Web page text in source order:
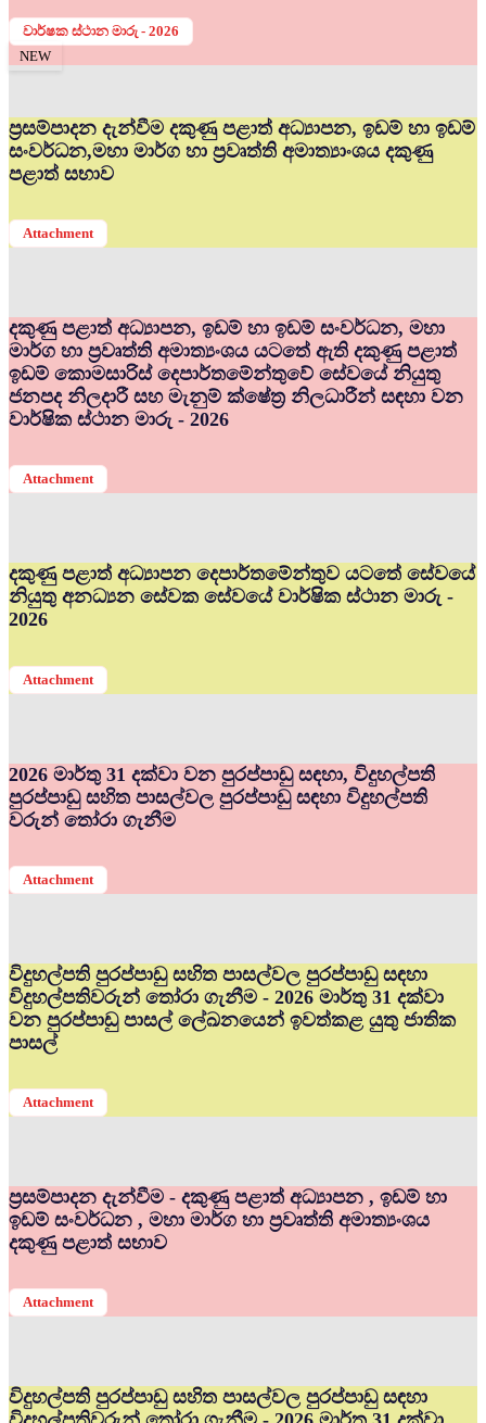
වාර්ෂක ස්ථාන මාරු - 2026
NEW
ප්‍රසම්පාදන දැන්වීම දකුණු පළාත් අධ්‍යාපන, ඉඩම් හා ඉඩම්
සංවර්ධන,මහා මාර්ග හා ප්‍රවෘත්ති අමාත්‍යාංශය දකුණු
පළාත් සභාව
Attachment
දකුණු පළාත් අධ්‍යාපන, ඉඩම් හා ඉඩම් සංවර්ධන, මහා
මාර්ග හා ප්‍රවෘත්ති අමාත්‍යංශය යටතේ ඇති දකුණු පළාත්
ඉඩම් කොමසාරිස් දෙපාර්තමේන්තුවේ සේවයේ නියුතු
ජනපද නිලදාරී සහ මැනුම් ක්ෂේත්‍ර නිලධාරීන් සඳහා වන
වාර්ෂික ස්ථාන මාරු - 2026
Attachment
දකුණු පළාත් අධ්‍යාපන දෙපාර්තමේන්තුව යටතේ සේවයේ
නියුතු අනධ්‍යන සේවක සේවයේ වාර්ෂික ස්ථාන මාරු -
2026
Attachment
2026 මාර්තු 31 දක්වා වන පුරප්පාඩු සඳහා, විදුහල්පති
පුරප්පාඩු සහිත පාසල්වල පුරප්පාඩු සඳහා විදුහල්පති
වරුන් තෝරා ගැනීම
Attachment
විදුහල්පති පුරප්පාඩු සහිත පාසල්වල පුරප්පාඩු සඳහා
විදුහල්පතිවරුන් තෝරා ගැනීම - 2026 මාර්තු 31 දක්වා
වන පුරප්පාඩු පාසල් ලේඛනයෙන් ඉවත්කළ යුතු ජාතික
පාසල්
Attachment
ප්‍රසම්පාදන දැන්වීම - දකුණු පළාත් අධ්‍යාපන , ඉඩම් හා
ඉඩම් සංවර්ධන , මහා මාර්ග හා ප්‍රවෘත්ති අමාත්‍යංශය
දකුණු පළාත් සභාව
Attachment
විදුහල්පති පුරප්පාඩු සහිත පාසල්වල පුරප්පාඩු සඳහා